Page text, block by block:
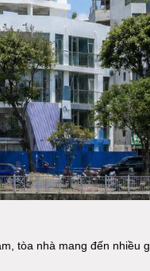
tòa nhà mang đến nhiều